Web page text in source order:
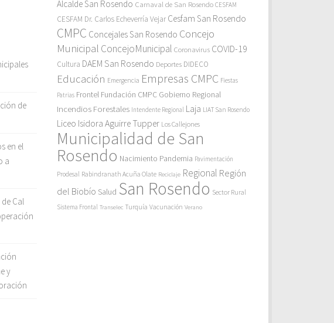
de
en el
a
de Cal
y
Alcalde San Rosendo Carnaval de San Rosendo CESFAM
CESFAM Dr. Carlos Echeverría Vejar Cesfam San Rosendo
CMPC Concejales San Rosendo Concejo
Municipal ConcejoMunicipal Coronavirus COVID-19
Cultura DAEM San Rosendo Deportes DIDECO
Educación Emergencia Empresas CMPC Fiestas
Patrias Frontel Fundación CMPC Gobierno Regional
Incendios Forestales Intendente Regional Laja LIAT San Rosendo
Liceo Isidora Aguirre Tupper Los Callejones
Municipalidad de San
Rosendo Nacimiento Pandemia Pavimentación
Prodesal Rabindranath Acuña Olate Reciclaje Regional Región
del Biobío Salud San Rosendo Sector Rural
Sistema Frontal Transelec Turquía Vacunación Verano